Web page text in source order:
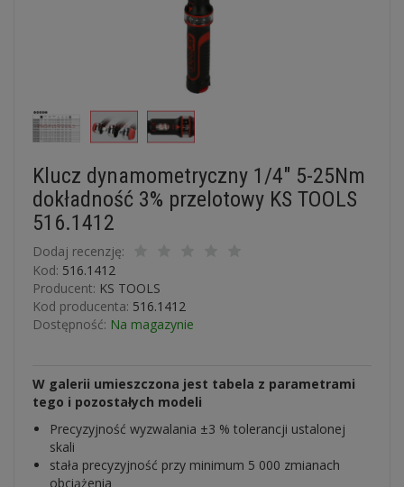
Klucz dynamometryczny 1/4" 5-25Nm
dokładność 3% przelotowy KS TOOLS
516.1412
Dodaj recenzję:
Kod: 516.1412
Producent: KS TOOLS
Kod producenta: 516.1412
Dostępność: Na magazynie
W galerii umieszczona jest tabela z parametrami
tego i pozostałych modeli
Precyzyjność wyzwalania ±3 % tolerancji ustalonej
skali
stała precyzyjność przy minimum 5 000 zmianach
obciążenia